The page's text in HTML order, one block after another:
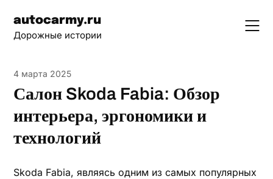
content
autocarmy.ru
Дорожные истории
4 марта 2025
Салон Skoda Fabia: Обзор
интерьера, эргономики и
технологий
Skoda Fabia, являясь одним из самых популярных